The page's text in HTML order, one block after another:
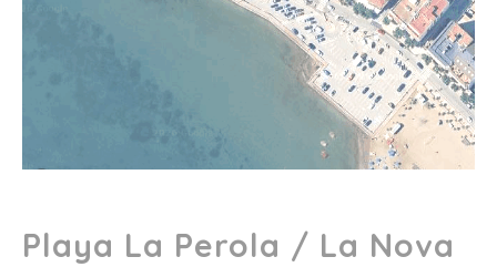
Playa La Perola / La Nova